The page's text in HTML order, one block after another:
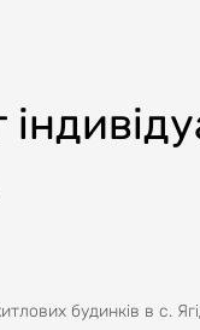
будинків в с.